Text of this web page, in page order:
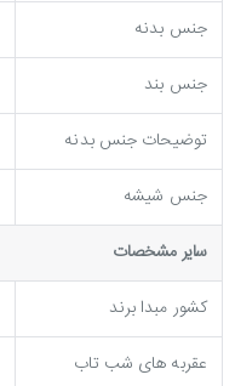
جنس بدنه
جنس بند
توضيحات جنس بدنه
جنس شیشه
ساير مشخصات
کشور مبدا برند
عقربه های شب تاب